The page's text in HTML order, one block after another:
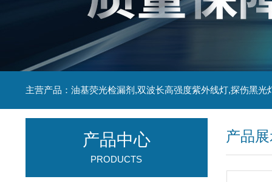
主营产品：油基荧光检漏剂,双波长高强度紫外线灯,探伤黑光
产品
产品中心
PRODUCTS